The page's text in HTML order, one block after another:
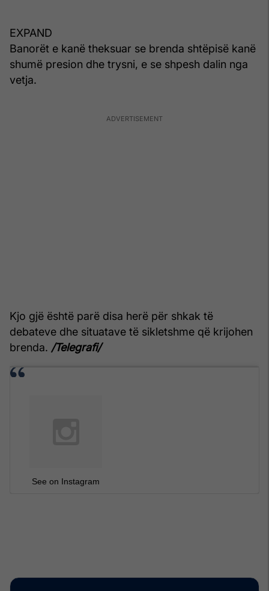
EXPAND
Banorët e kanë theksuar se brenda shtëpisë kanë
shumë presion dhe trysni, e se shpesh dalin nga
vetja.
Kjo gjë është parë disa herë për shkak të
debateve dhe situatave të sikletshme që krijohen
brenda. /Telegrafi/
See on Instagram